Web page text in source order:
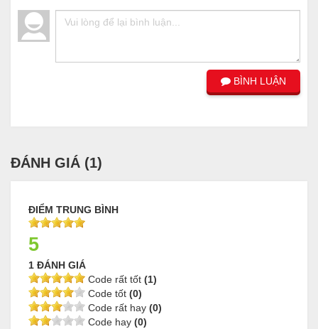
BÌNH LUẬN
ĐÁNH GIÁ (1)
ĐIỂM TRUNG BÌNH
5
1 ĐÁNH GIÁ
Code rất tốt (1)
Code tốt (0)
Code rất hay (0)
Code hay (0)